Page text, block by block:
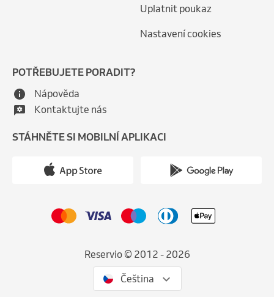
Uplatnit poukaz
Nastavení cookies
POTŘEBUJETE PORADIT?
Nápověda
Kontaktujte nás
STÁHNĚTE SI MOBILNÍ APLIKACI
Reservio © 2012 - 2026
Čeština